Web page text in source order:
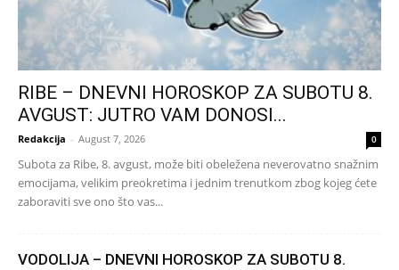
RIBE – DNEVNI HOROSKOP ZA SUBOTU 8.
AVGUST: JUTRO VAM DONOSI...
Redakcija - August 7, 2026 0
Subota za Ribe, 8. avgust, može biti obeležena neverovatno snažnim
emocijama, velikim preokretima i jednim trenutkom zbog kojeg ćete
zaboraviti sve ono što vas...
VODOLIJA – DNEVNI HOROSKOP ZA SUBOTU 8.